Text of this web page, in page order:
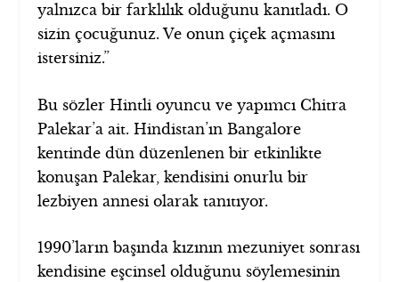
yalnızca bir farklılık olduğunu kanıtladı. O
sizin çocuğunuz. Ve onun çiçek açmasını
istersiniz.”
Bu sözler Hintli oyuncu ve yapımcı Chitra
Palekar’a ait. Hindistan’ın Bangalore
kentinde dün düzenlenen bir etkinlikte
konuşan Palekar, kendisini onurlu bir
lezbiyen annesi olarak tanıtıyor.
1990’ların başında kızının mezuniyet sonrası
kendisine eşcinsel olduğunu söylemesinin